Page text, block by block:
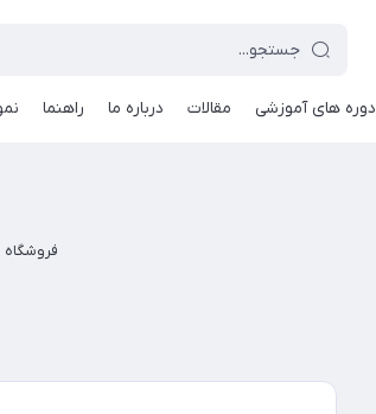
دوره های آموزشی مقالات درباره ما راهنما
فروشگاه